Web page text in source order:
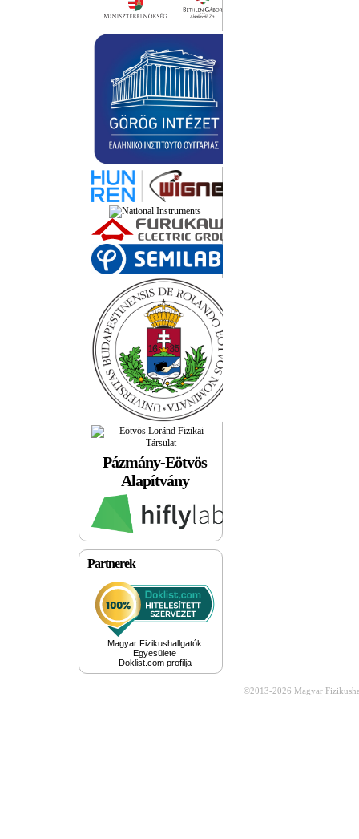
Pázmány-Eötvös
Alapítvány
Partnerek
Magyar Fizikushallgatók
Egyesülete
Doklist.com profilja
©2013-2026 Magyar